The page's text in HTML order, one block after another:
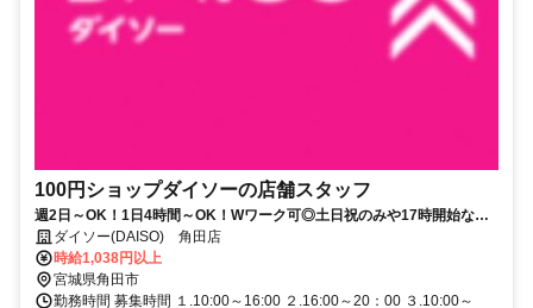
100円ショップダイソーの店舗スタッフ
週2日～OK！1日4時間～OK！Wワーク可◎土日祝のみや17時開始など
シフト相談OK♪
ダイソー(DAISO) 角田店
時給1,038円以上
宮城県角田市
勤務時間 募集時間 １.10:00～16:00 ２.16:00～20：00 ３.10:00～